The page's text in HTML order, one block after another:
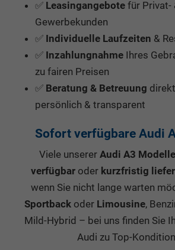
✅ Leasingangebote für Privat-
Gewerbekunden
✅ Individuelle Laufzeiten &
✅ Inzahlungnahme Ihres
zu fairen Preisen
✅ Beratung & Betreuung
persönlich & transparent
Sofort verfügbare Audi
Viele unserer Audi A3 Modelle
verfügbaroder kurzfristig
wenn Sie nicht lange warten
Sportbackoder Limousine,
Mild-Hybrid – bei uns finden Sie
Audi zu Top-